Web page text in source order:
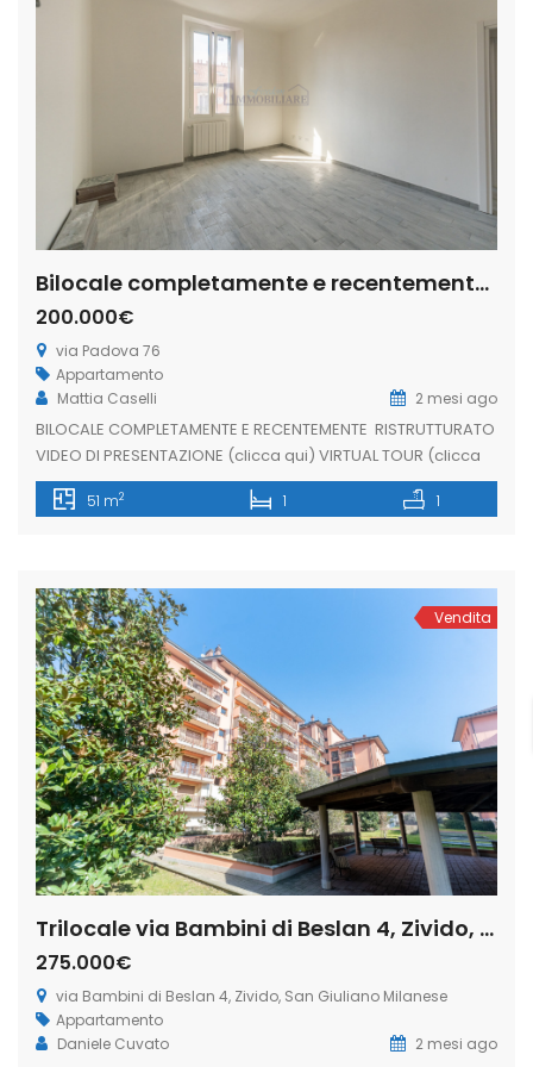
Bilocale completamente e recentemente, via Padova 76, Parco Trotter, Milano (Rif. IFM212)
200.000€
via Padova 76
Appartamento
Mattia Caselli
2 mesi ago
BILOCALE COMPLETAMENTE E RECENTEMENTE RISTRUTTURATO
VIDEO DI PRESENTAZIONE (clicca qui) VIRTUAL TOUR (clicca
qui) In via Padova una delle arterie più lunghe e storiche di
Milano, proponiamo in vendita, appartamento
rigenerazione urbana. La soluzione posta al quarto piano
di uno […]
51 m2 1 1
Vendita
Trilocale via Bambini di Beslan 4, Zivido, San Giuliano Milanese (Rif. SGM87)
275.000€
via Bambini di Beslan 4, Zivido, San Giuliano Milanese
Appartamento
Daniele Cuvato
2 mesi ago